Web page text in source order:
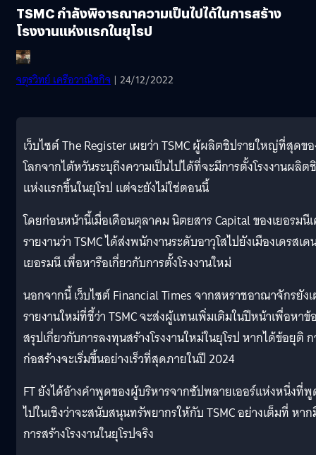
TSMC กำลังพิจารณาความเป็นไปได้ในการสร้าง
โรงงานแห่งแรกในยุโรป
จตุรวิทย์ เครือวาณิชกิจ | 24/12/2022
เว็บไซต์ The Register เผยว่า TSMC ผู้ผลิตชิปรายใหญ่ที่สุดข
โลกจากไต้หวันระบุถึงความเป็นไปได้ที่จะมีการตั้งโรงงานผลิต
แห่งแรกขึ้นในยุโรป แต่จะยังไม่ใช่ตอนนี้
โดยก่อนหน้านี้เมื่อเดือนตุลาคม นิตยสาร Capital ของเยอรมนี
รายงานว่า TSMC ได้ส่งพนักงานระดับอาวุโสไปยังเมืองเดรสเด
เยอรมนี เพื่อหารือเกี่ยวกับการตั้งโรงงานใหม่
นอกจากนี้ เว็บไซต์ Financial Times จากสหราชอาณาจักรยัง
รายงานใหม่ที่ชี้ว่า TSMC จะส่งผู้แทนเพิ่มเติมในปีหน้าเพื่อหาข้
สรุปเกี่ยวกับการลงทุนสร้างโรงงานใหม่ในยุโรป หากได้ข้อยุติ
ก่อสร้างจะเริ่มขึ้นอย่างเร็วที่สุดภายในปี 2024
FT ยังได้อ้างคำพูดของผู้บริหารจากซัปพลายเออร์แห่งหนึ่งที่
ไปในเชิงว่าจะสนับสนุนทรัพยากรให้กับ TSMC อย่างเต็มที่ หา
การสร้างโรงงานในยุโรปจริง